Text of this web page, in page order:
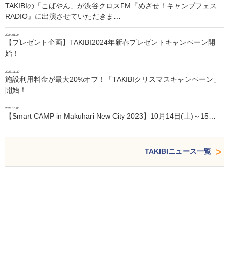
TAKIBIの「こばやん」が渋谷クロスFM『めざせ！キャンプフェス
RADIO』に出演させていただきま…
2024.01.24
【プレゼント企画】TAKIBI2024年新春プレゼントキャンペーン開
始！
2023.11.30
施設利用料金が最大20%オフ！「TAKIBIクリスマスキャンペーン」
開始！
2023.10.05
【Smart CAMP in Makuhari New City 2023】10月14日(土)～15…
TAKIBIニュース一覧